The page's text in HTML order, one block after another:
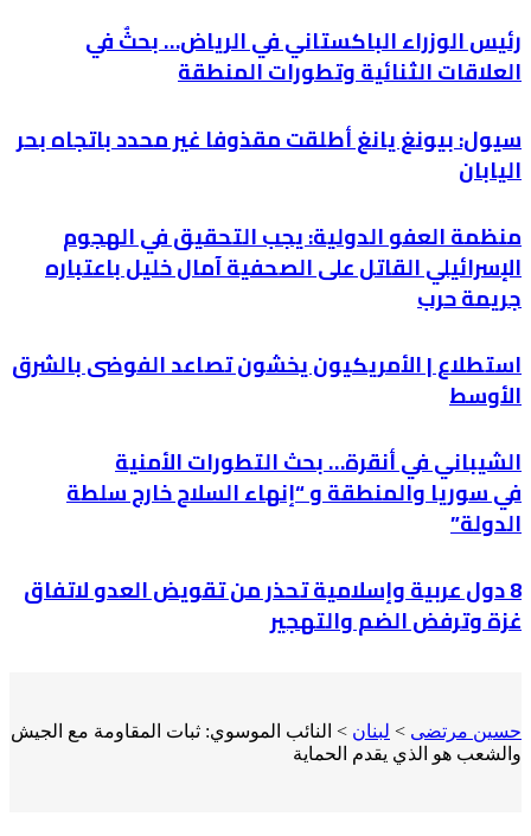
رئيس الوزراء الباكستاني في الرياض… بحثٌ في
العلاقات الثنائية وتطورات المنطقة
سيول: بيونغ يانغ أطلقت مقذوفا غير محدد باتجاه بحر
اليابان
منظمة العفو الدولية: يجب التحقيق في الهجوم
الإسرائيلي القاتل على الصحفية آمال خليل باعتباره
جريمة حرب
استطلاع | الأمريكيون يخشون تصاعد الفوضى بالشرق
الأوسط
الشيباني في أنقرة… بحث التطورات الأمنية
في سوريا والمنطقة و “إنهاء السلاح خارج سلطة
الدولة”
8 دول عربية وإسلامية تحذر من تقويض العدو لاتفاق
غزة وترفض الضم والتهجير
حسين مرتضى > لبنان > النائب الموسوي: ثبات المقاومة مع الجيش
والشعب هو الذي يقدم الحماية